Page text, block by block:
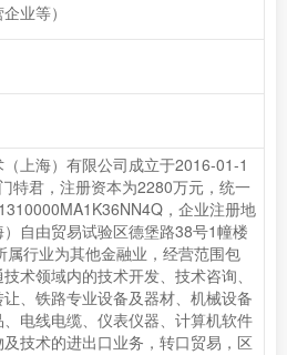
业等）
上海）有限公司成立于2016-01-1
特君，注册资本为2280万元，统一
，企业注册地
自由贸易试验区德堡路38号1幢楼
属行业为其他金融业，经营范围包
术领域内的技术开发、技术咨询、
、铁路专业设备及器材、机械设备
电线电缆、仪表仪器、计算机软件
技术的进出口业务，转口贸易，区